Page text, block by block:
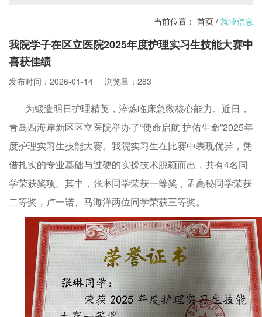
当前位置： 首页 / 就业信息
我院学子在区立医院2025年度护理实习生技能大赛中
喜获佳绩
发布时间：2026-01-14 浏览量：283
为锻造明日护理精英，淬炼临床急救核心能力。近日，
青岛西海岸新区区立医院举办了“使命启航 护佑生命”2025年
度护理实习生技能大赛。我院实习生在比赛中表现优异，凭
借扎实的专业基础与过硬的实操技术脱颖而出，共有4名同
学荣获奖项。其中，张琳同学荣获一等奖，孟高秘同学荣获
二等奖，卢一诺、马海洋两位同学荣获三等奖。